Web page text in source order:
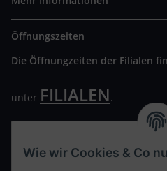
Öffnungszeiten
Die Öffnungzeiten der Filialen
unter FILIALEN.
Wir freuen uns auf Euren
Wie wir Cookies & Co